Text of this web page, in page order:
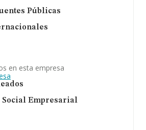
Públicas
en esta empresa
Social Empresarial